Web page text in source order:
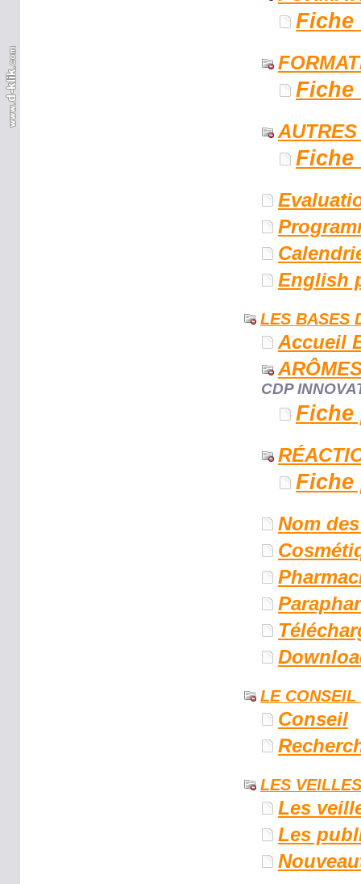
Fiche
Fiche
Fiche
English
LES BASES
Accueil
CDP
Nom
LE CONSEIL
Conseil
LES
Les
Les